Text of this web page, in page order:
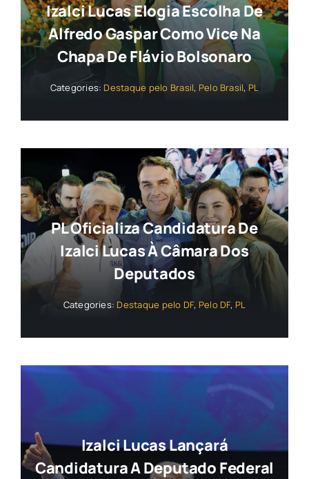
Izalci Lucas Elogia Escolha De
Alfredo Gaspar Como Vice Na
Chapa De Flávio Bolsonaro
Categories: Destaque pelo Brasil, Pelo Brasil, PL
PL Oficializa Candidatura De
Izalci Lucas À Câmara Dos
Deputados
Categories: Destaque pelo DF, Pelo DF, PL
Izalci Lucas Lançará
Candidatura A Deputado Federal